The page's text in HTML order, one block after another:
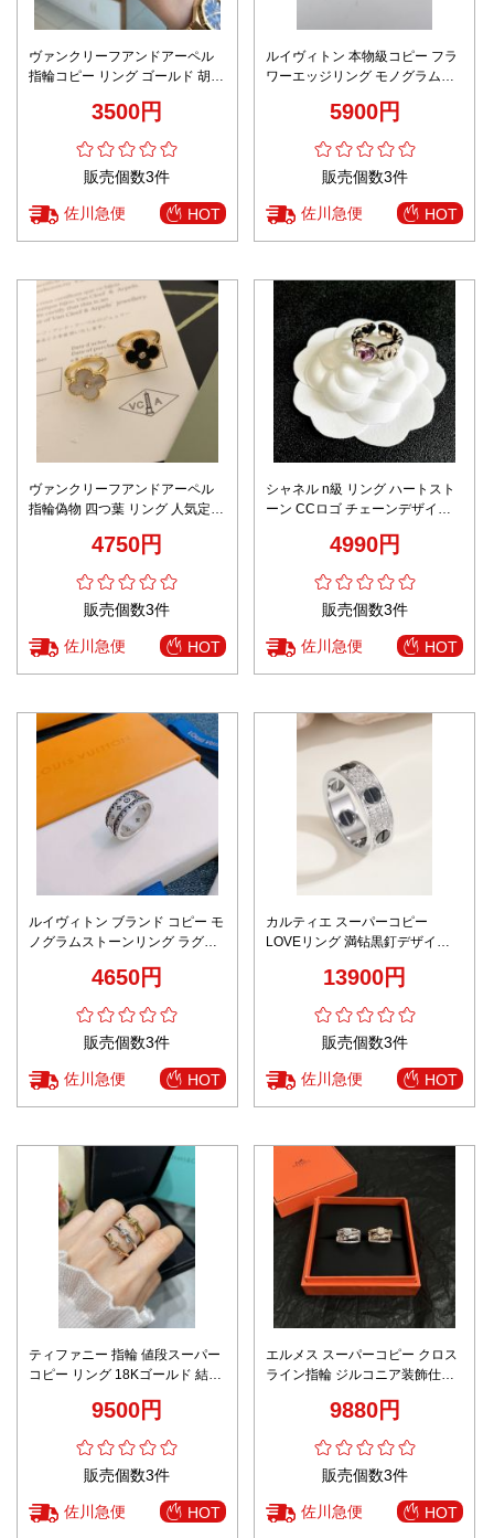
ヴァンクリーフアンドアーペル
指輪コピー リング ゴールド 胡蝶
3500円
販売個数3件
佐川急便 HOT
ルイヴィトン 本物級コピー フラ
ワーエッジリング モノグラムジ
5900円
販売個数3件
佐川急便 HOT
ヴァンクリーフアンドアーペル
指輪偽物 四つ葉 リング 人気定番
4750円
販売個数3件
佐川急便 HOT
シャネル n級 リング ハートスト
ーン CCロゴ チェーンデザイン
4990円
販売個数3件
佐川急便 HOT
ルイヴィトン ブランド コピー モ
ノグラムストーンリング ラグジ
4650円
販売個数3件
佐川急便 HOT
カルティエ スーパーコピー
LOVEリング 満钻黒釘デザイン
13900円
販売個数3件
佐川急便 HOT
ティファニー 指輪 値段スーパー
コピー リング 18Kゴールド 結び
9500円
販売個数3件
佐川急便 HOT
エルメス スーパーコピー クロス
ライン指輪 ジルコニア装飾仕様
9880円
販売個数3件
佐川急便 HOT